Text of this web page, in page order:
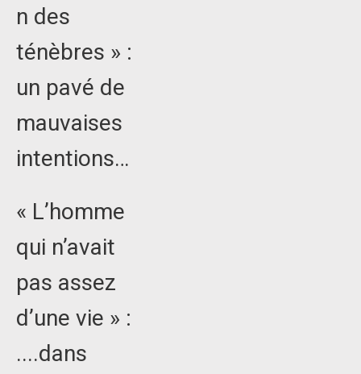
n des
ténèbres » :
un pavé de
mauvaises
intentions…
« L’homme
qui n’avait
pas assez
d’une vie » :
....dans